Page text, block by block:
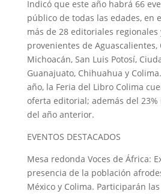
Indicó que este año habrá 66
público de todas las edades, en
más de 28 editoriales regionales
provenientes de Aguascalientes,
Michoacán, San Luis Potosí,
Guanajuato, Chihuahua y
año, la Feria del Libro Colima
oferta editorial; además del 23%
del año anterior.
EVENTOS DESTACADOS
Mesa redonda Voces de África:
presencia de la población
México y Colima. Participarán